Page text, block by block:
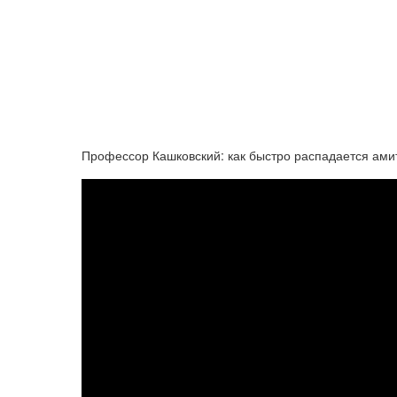
Профессор Кашковский: как быстро распадается